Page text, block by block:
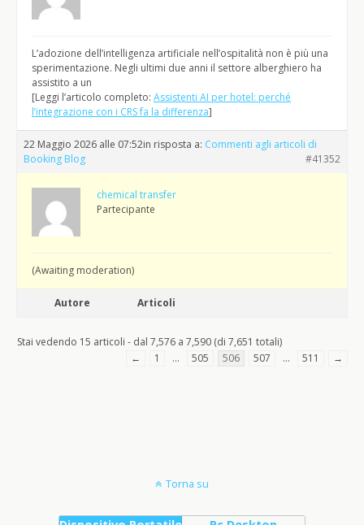
L’adozione dell’intelligenza artificiale nell’ospitalità non è più una
sperimentazione. Negli ultimi due anni il settore alberghiero ha
assistito a un
[Leggi l’articolo completo: Assistenti AI per hotel: perché
l’integrazione con i CRS fa la differenza]
22 Maggio 2026 alle 07:52in risposta a: Commenti agli articoli di
Booking Blog
#41352
chemical transfer
Partecipante
(Awaiting moderation)
Autore Articoli
Stai vedendo 15 articoli - dal 7,576 a 7,590 (di 7,651 totali)
←
1 … 505 506 507 … 511 →
Torna su